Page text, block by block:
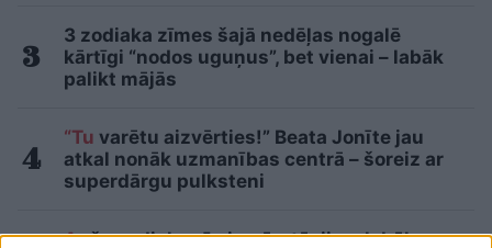
3 zodiaka zīmes šajā nedēļas nogalē
kārtīgi “nodos uguņus”, bet vienai – labāk
palikt mājās
“Tu varētu aizvērties!” Beata Jonīte jau
atkal nonāk uzmanības centrā – šoreiz ar
superdārgu pulksteni
Aršo zodiaka zīmju pārstāvjiem labāk